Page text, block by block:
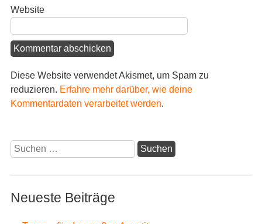
Website
Diese Website verwendet Akismet, um Spam zu
reduzieren. Erfahre mehr darüber, wie deine
Kommentardaten verarbeitet werden.
Suchen
nach:
Neueste Beiträge